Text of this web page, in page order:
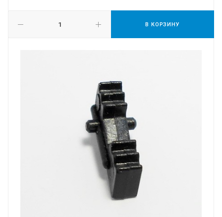
В КОРЗИНУ